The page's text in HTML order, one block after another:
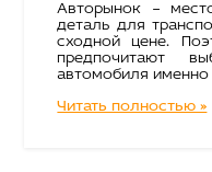
Авторынок –
деталь для
сходной цене.
предпочитают
автомобиля именно
Читать полностью »